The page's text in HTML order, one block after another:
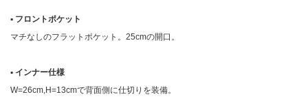
▪︎ フロントポケット
マチなしのフラットポケット。25cmの開口。
▪︎ インナー仕様
W=26cm,H=13cmで背面側に仕切りを装備。